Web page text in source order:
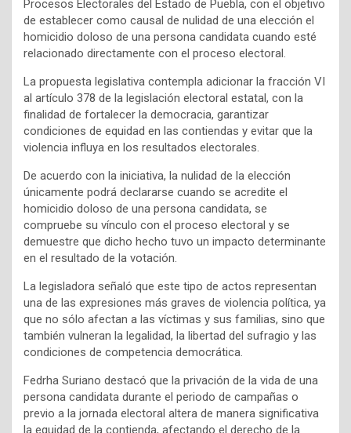
Procesos Electorales del Estado de Puebla, con el objetivo
de establecer como causal de nulidad de una elección el
homicidio doloso de una persona candidata cuando esté
relacionado directamente con el proceso electoral.
La propuesta legislativa contempla adicionar la fracción VI
al artículo 378 de la legislación electoral estatal, con la
finalidad de fortalecer la democracia, garantizar
condiciones de equidad en las contiendas y evitar que la
violencia influya en los resultados electorales.
De acuerdo con la iniciativa, la nulidad de la elección
únicamente podrá declararse cuando se acredite el
homicidio doloso de una persona candidata, se
compruebe su vínculo con el proceso electoral y se
demuestre que dicho hecho tuvo un impacto determinante
en el resultado de la votación.
La legisladora señaló que este tipo de actos representan
una de las expresiones más graves de violencia política, ya
que no sólo afectan a las víctimas y sus familias, sino que
también vulneran la legalidad, la libertad del sufragio y las
condiciones de competencia democrática.
Fedrha Suriano destacó que la privación de la vida de una
persona candidata durante el periodo de campañas o
previo a la jornada electoral altera de manera significativa
la equidad de la contienda, afectando el derecho de la